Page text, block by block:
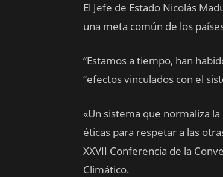
El Jefe de Estado Nicolás
una meta común de los
“Estamos a tiempo, han
“efectos vinculados con el
«Un sistema que normaliza
éticas para respetar a las
XXVII Conferencia de la
Climático.